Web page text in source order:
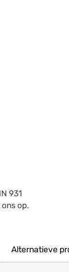
931
op.
Alternatieve